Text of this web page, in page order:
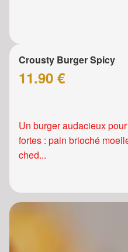
Crousty Burger Spicy
11.90 €
Un burger audacieux
fortes : pain brioché
ched...